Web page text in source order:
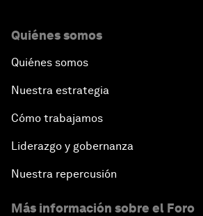
Quiénes somos
Quiénes somos
Nuestra estrategia
Cómo trabajamos
Liderazgo y gobernanza
Nuestra repercusión
Más información sobre el Foro